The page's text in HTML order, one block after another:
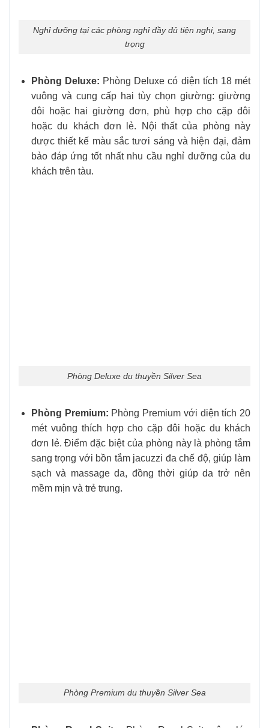
Nghỉ dưỡng tại các phòng nghỉ đầy đủ tiện nghi, sang
trọng
Phòng Deluxe: Phòng Deluxe có diện tích 18 mét
vuông và cung cấp hai tùy chọn giường: giường
đôi hoặc hai giường đơn, phù hợp cho cặp đôi
hoặc du khách đơn lẻ. Nội thất của phòng này
được thiết kế màu sắc tươi sáng và hiện đại, đảm
bảo đáp ứng tốt nhất nhu cầu nghỉ dưỡng của du
khách trên tàu.
Phòng Deluxe du thuyền Silver Sea
Phòng Premium: Phòng Premium với diện tích 20
mét vuông thích hợp cho cặp đôi hoặc du khách
đơn lẻ. Điểm đặc biệt của phòng này là phòng tắm
sang trọng với bồn tắm jacuzzi đa chế độ, giúp làm
sạch và massage da, đồng thời giúp da trở nên
mềm mịn và trẻ trung.
Phòng Premium du thuyền Silver Sea